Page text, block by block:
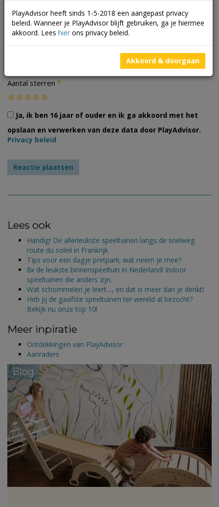
Aantal sterren *
Ja, ik ben 16 jaar of ouder en ik ga akkoord met het
opslaan en verwerken van deze data door PlayAdvisor.
Privacy beleid
Lees ook
Handig! De allerleukste speeltuinen langs de snelweg
route du soleil in Frankrijk
Tips voor een dagje pretpark; wat neem je mee?
8x de leukste binnenspeeltuin in Nederland! Indoor
speeltuinen die anders zijn.
Wat schommelen je leert…, en dat is meer dan je denkt!
Heb jij de gaafste speeltuinen ter wereld al bezocht?
Bekijk nu onze top 10!
Meer inpiratie
Ontdekkingen van PlayAdvisor
Aanraders
Blog
PlayAdvisor heeft sinds 1-5-2018 een aangepast privacy
beleid. Wanneer je PlayAdvisor blijft gebruiken, ga je hiermee
akkoord. Lees hier ons privacy beleid.
Akkoord & doorgaan